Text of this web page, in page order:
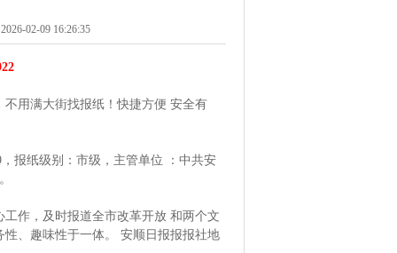
02-09 16:26:35
用满大街找报纸！快捷方便 安全有
报纸级别：市级，主管单位 ：中共安
作，及时报道全市改革开放 和两个文
、趣味性于一体。 安顺日报报报社地